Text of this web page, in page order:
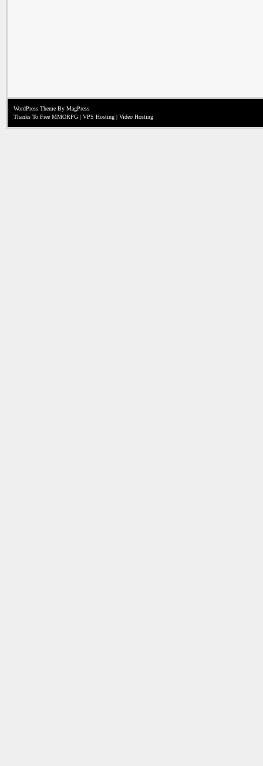
WordPress Theme By MagPress
Thanks To Free MMORPG | VPS Hosting | Video Hosting